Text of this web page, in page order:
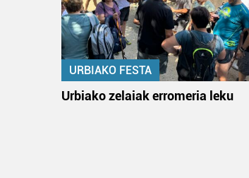
URBIAKO FESTA
Urbiako zelaiak erromeria leku